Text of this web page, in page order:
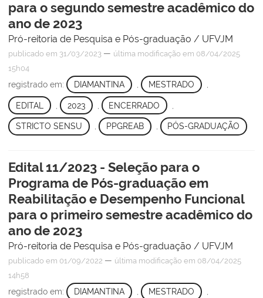
para o segundo semestre acadêmico do
ano de 2023
Pró-reitoria de Pesquisa e Pós-graduação / UFVJM
publicado em 31/03/2023 — última modificação em 08/04/2025
15h04
registrado em: DIAMANTINA MESTRADO
EDITAL 2023 ENCERRADO
STRICTO SENSU , PPGREAB , PÓS-GRADUAÇÃO
Edital 11/2023 - Seleção para o
Programa de Pós-graduação em
Reabilitação e Desempenho Funcional
para o primeiro semestre acadêmico do
ano de 2023
Pró-reitoria de Pesquisa e Pós-graduação / UFVJM
publicado em 01/09/2022 — última modificação em 08/04/2025
14h58
registrado em: DIAMANTINA MESTRADO